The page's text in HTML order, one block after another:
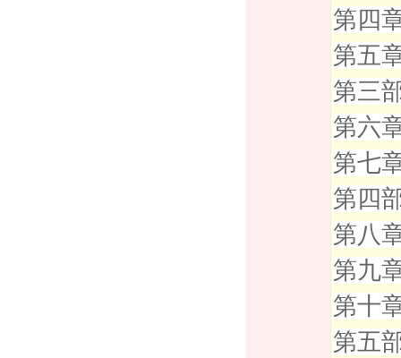
第四
第五
第三
第六
第七
第四
第八
第九
第十
第五